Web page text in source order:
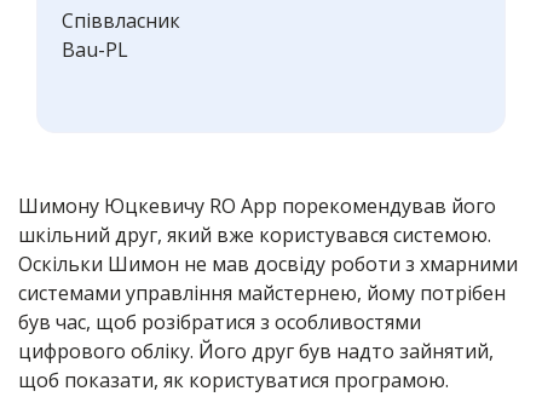
Співвласник
Bau-PL
Шимону Юцкевичу RO App порекомендував його
шкільний друг, який вже користувався системою.
Оскільки Шимон не мав досвіду роботи з хмарними
системами управління майстернею, йому потрібен
був час, щоб розібратися з особливостями
цифрового обліку. Його друг був надто зайнятий,
щоб показати, як користуватися програмою.